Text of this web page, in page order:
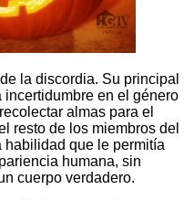
la discordia. Su principal
en el género
almas para el
resto de los miembros del
habilidad que le permitía
humana, sin
cuerpo verdadero.